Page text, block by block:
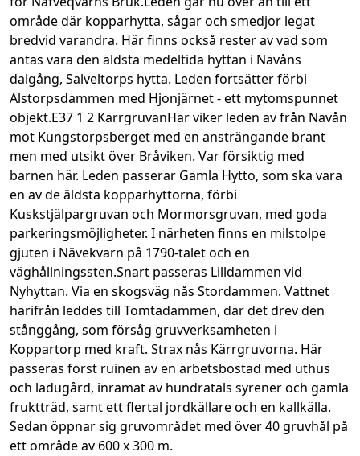
område där kopparhytta, sågar och smedjor legat
bredvid varandra. Här finns också rester av vad som
antas vara den äldsta medeltida hyttan i Nävåns
dalgång, Salveltorps hytta. Leden fortsätter förbi
Alstorpsdammen med Hjonjärnet - ett mytomspunnet
objekt.E37 1 2 KarrgruvanHär viker leden av från Nävån
mot Kungstorpsberget med en ansträngande brant
men med utsikt över Bråviken. Var försiktig med
barnen här. Leden passerar Gamla Hytto, som ska vara
en av de äldsta kopparhyttorna, förbi
Kuskstjälpargruvan och Mormorsgruvan, med goda
parkeringsmöjligheter. I närheten finns en milstolpe
gjuten i Nävekvarn på 1790-talet och en
väghållningssten.Snart passeras Lilldammen vid
Nyhyttan. Via en skogsväg nås Stordammen. Vattnet
härifrån leddes till Tomtadammen, där det drev den
stånggång, som försåg gruvverksamheten i
Koppartorp med kraft. Strax nås Kärrgruvorna. Här
passeras först ruinen av en arbetsbostad med uthus
och ladugård, inramat av hundratals syrener och gamla
fruktträd, samt ett flertal jordkällare och en kallkälla.
Sedan öppnar sig gruvområdet med över 40 gruvhål på
ett område av 600 x 300 m.